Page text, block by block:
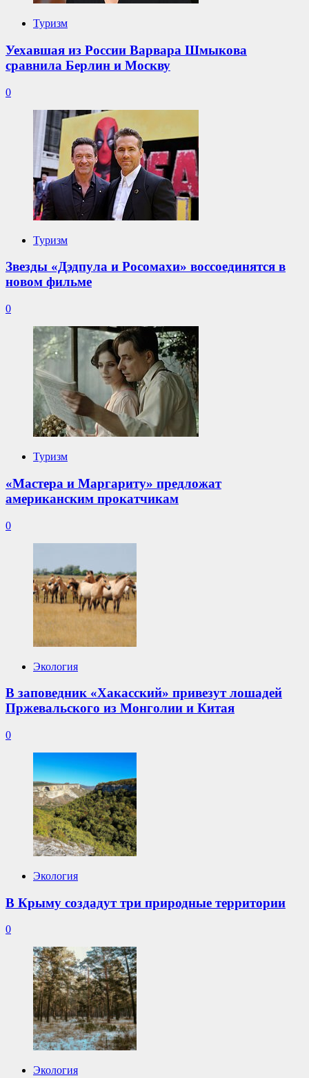
ячеей
мм.
Туризм
Уехавшая из России Варвара Шмыкова
сравнила Берлин и Москву
0
Туризм
Звезды «Дэдпула и Росомахи» воссоединятся в
новом фильме
0
Туризм
«Мастера и Маргариту» предложат
американским прокатчикам
0
Экология
В заповедник «Хакасский» привезут лошадей
Пржевальского из Монголии и Китая
0
Экология
В Крыму создадут три природные территории
0
Экология